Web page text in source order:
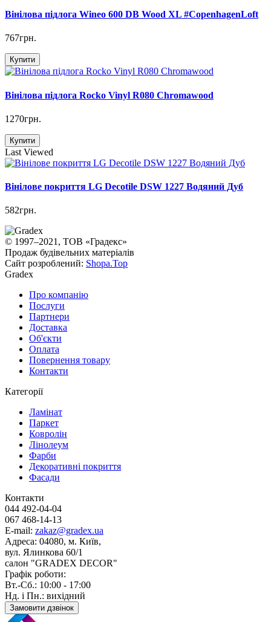
Вінілова підлога Wineo 600 DB Wood XL #CopenhagenLoft
767грн.
Купити
Вінілова підлога Rocko Vinyl R080 Chromawood
1270грн.
Купити
Last Viewed
Вінілове покриття LG Decotile DSW 1227 Водяний Дуб
582грн.
© 1997–2021, ТОВ «Градекс»
Продаж будівельних матеріалів
Сайт розроблений: Shopa.Top
Gradex
Про компанію
Послуги
Партнери
Доставка
Об'єкти
Оплата
Повернення товару
Контакти
Категорії
Ламінат
Паркет
Ковролін
Лінолеум
Фарби
Декоративні покриття
Фасади
Контакти
044 492-04-04
067 468-14-13
E-mail: zakaz@gradex.ua
Адреса: 04080, м. Київ,
вул. Ялинкова 60/1
салон "GRADEX DECOR"
Графік роботи:
Вт.-Сб.: 10:00 - 17:00
Нд. і Пн.: вихідний
Замовити дзвінок